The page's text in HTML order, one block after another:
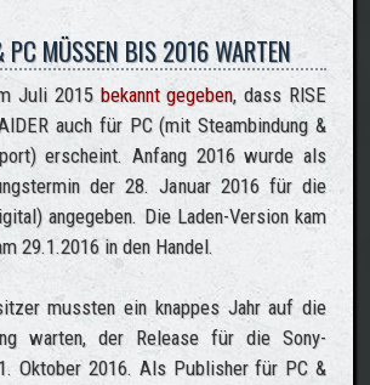
PC MÜSSEN BIS 2016 WARTEN
Juli 2015 bekannt gegeben, dass RISE
auch für PC (mit Steambindung &
erscheint. Anfang 2016 wurde als
der 28. Januar 2016 für die
angegeben. Die Laden-Version kam
29.1.2016 in den Handel.
mussten ein knappes Jahr auf die
warten, der Release für die Sony-
Oktober 2016. Als Publisher für PC &